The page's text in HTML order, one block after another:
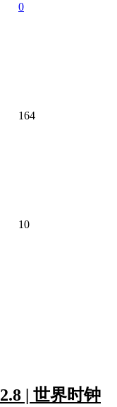
0
164
10
| 世界时钟